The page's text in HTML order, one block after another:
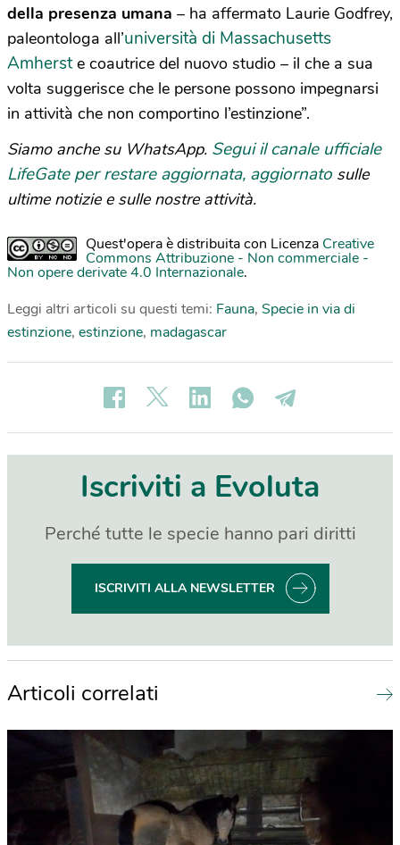
della presenza umana – ha affermato Laurie Godfrey,
paleontologa all’università di Massachusetts
Amherste coautrice del nuovo studio – il che a sua
volta suggerisce che le persone possono impegnarsi
in attività che non comportino l’estinzione”.
Siamo anche su WhatsApp. Segui il canale ufficiale
LifeGate per restare aggiornata, aggiornato sulle
ultime notizie e sulle nostre attività.
Quest'opera è distribuita con Licenza Creative
Commons Attribuzione - Non commerciale -
Non opere derivate 4.0 Internazionale.
Leggi altri articoli su questi temi: Fauna, Specie in via di
estinzione, estinzione, madagascar
Iscriviti a Evoluta
Perché tutte le specie hanno pari diritti
ISCRIVITI ALLA NEWSLETTER
Articoli correlati